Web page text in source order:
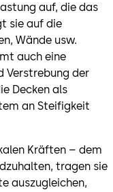
auf, die das
sie auf die
Wände usw.
auch eine
Verstrebung der
Decken als
an Steifigkeit
Kräften – dem
tragen sie
auszugleichen,